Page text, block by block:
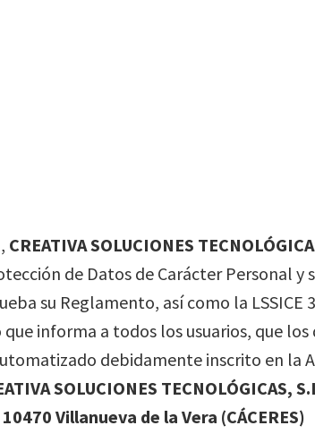
CREATIVA SOLUCIONES
de Datos de Carácter Personal
su Reglamento, así como la LSSICE
informa a todos los usuarios, que
debidamente inscrito en la
SOLUCIONES TECNOLÓGICAS,
Villanueva de la Vera (CÁCERES)